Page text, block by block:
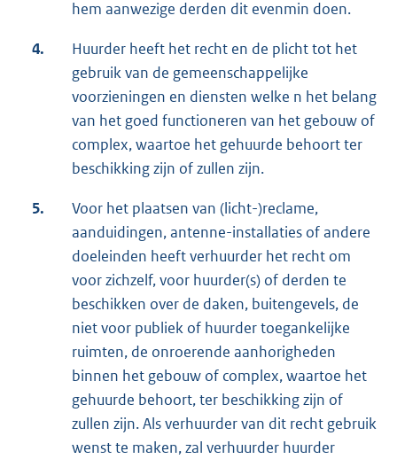
hem aanwezige derden dit evenmin doen.
4.
Huurder heeft het recht en de plicht tot het
gebruik van de gemeenschappelijke
voorzieningen en diensten welke n het belang
van het goed functioneren van het gebouw of
complex, waartoe het gehuurde behoort ter
beschikking zijn of zullen zijn.
5.
Voor het plaatsen van (licht-)reclame,
aanduidingen, antenne-installaties of andere
doeleinden heeft verhuurder het recht om
voor zichzelf, voor huurder(s) of derden te
beschikken over de daken, buitengevels, de
niet voor publiek of huurder toegankelijke
ruimten, de onroerende aanhorigheden
binnen het gebouw of complex, waartoe het
gehuurde behoort, ter beschikking zijn of
zullen zijn. Als verhuurder van dit recht gebruik
wenst te maken, zal verhuurder huurder